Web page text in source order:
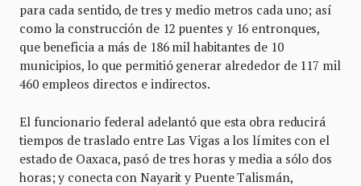
para cada sentido, de tres y medio metros cada uno; así
como la construcción de 12 puentes y 16 entronques,
que beneficia a más de 186 mil habitantes de 10
municipios, lo que permitió generar alrededor de 117 mil
460 empleos directos e indirectos.
El funcionario federal adelantó que esta obra reducirá
tiempos de traslado entre Las Vigas a los límites con el
estado de Oaxaca, pasó de tres horas y media a sólo dos
horas; y conecta con Nayarit y Puente Talismán,